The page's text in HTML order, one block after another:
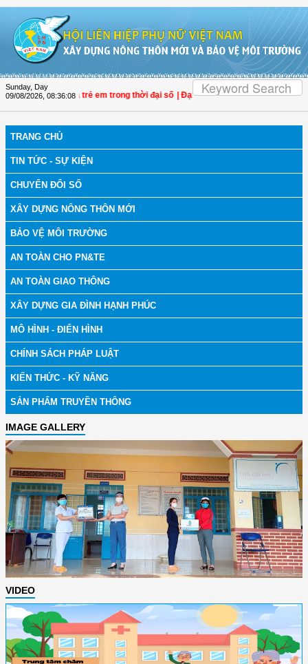
Sunday, Day
09/08/2026 08:36:09
vệ phụ nữ và trẻ em trong thời đại số | Đại biểu Trần Lan Phương: Giảm
TRANG CHỦ
TIN TỨC - SỰ KIỆN
CHUYỂN ĐỔI SỐ
XÂY DỰNG NÔNG THÔN MỚI
BẢO VỆ MÔI TRƯỜNG
AN TOÀN CHO PN&TE
AN TOÀN GIAO THÔNG
XÂY DỰNG GIA ĐÌNH HẠNH PHÚC
MÔ HÌNH - ĐIỂN HÌNH
CHÍNH SÁCH PHÁP LUẬT
KIẾN THỨC - KỸ NĂNG
SẢN PHẨM TRUYỀN THÔNG
IMAGE GALLERY
VIDEO